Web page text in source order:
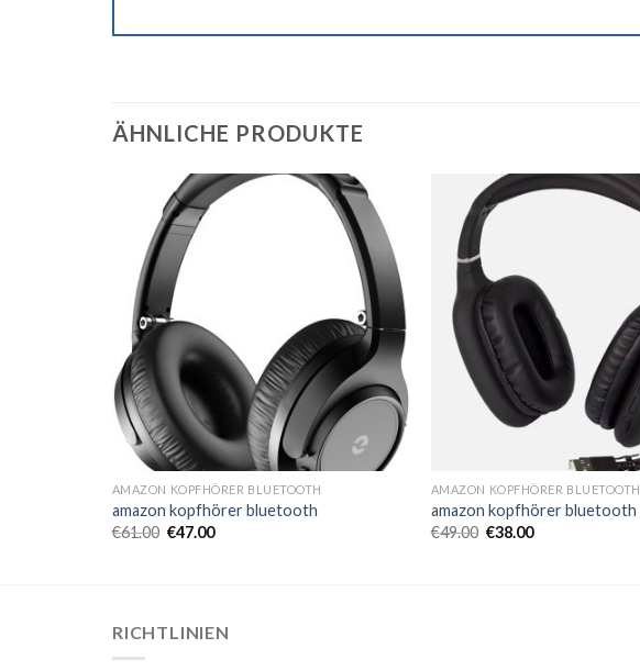
ÄHNLICHE PRODUKTE
AMAZON KOPFHÖRER BLUETOOTH
amazon kopfhörer bluetooth
€61.00 €47.00
AMAZON KOPFHÖRER BLUETOOTH
amazon kopfhörer bluetooth
€49.00 €38.00
RICHTLINIEN